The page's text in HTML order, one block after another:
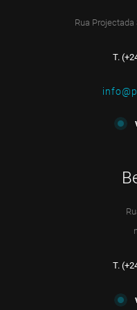
Rua Projectada
T.
T.